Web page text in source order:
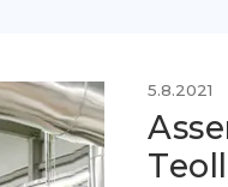
5.8.2021